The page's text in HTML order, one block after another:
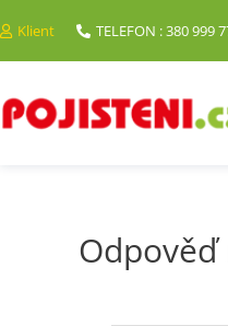
Klient TELEFON : 380 999
Odpověď